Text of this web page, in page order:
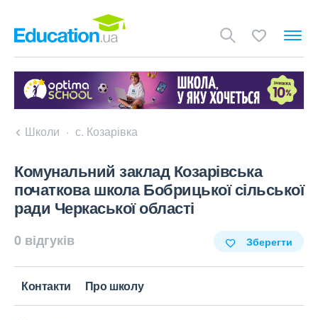
Школи с. Козарівка
Комунальний заклад Козарівська
початкова школа Бобрицької сільської
ради Черкаської області
0 відгуків Зберегти
Контакти Про школу